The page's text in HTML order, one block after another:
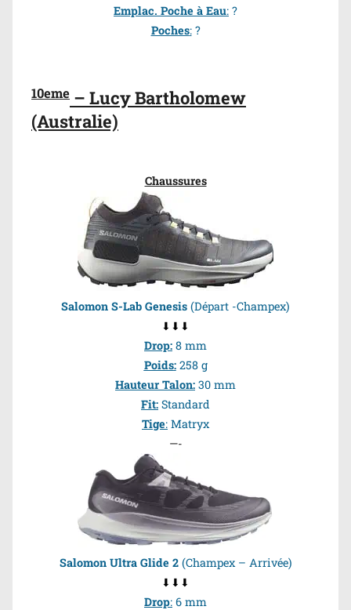
Emplac. Poche à Eau: ?
Poches:?
10eme – Lucy Bartholomew
(Australie)
Chaussures
Salomon S-Lab Genesis (Départ -Champex)
⬇⬇⬇
Drop: 8 mm
Poids:258 g
Hauteur Talon: 30 mm
Fit: Standard
Tige: Matryx
—-
Salomon Ultra Glide 2 (Champex – Arrivée)
⬇⬇⬇
Drop: 6 mm